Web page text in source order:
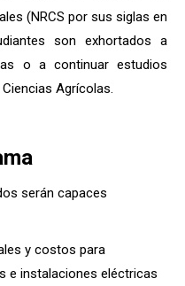
(NRCS por sus siglas en
son exhortados a
o a continuar estudios
Agrícolas.
serán capaces
y costos para
e instalaciones eléctricas